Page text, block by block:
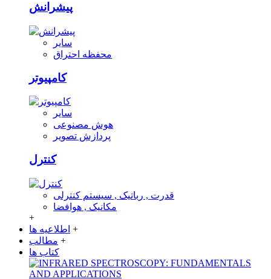
پیشرانش
سایر
محفظه احتراق
کامپیوتر
سایر
هوش مصنوعی
پردازش تصویر
کنترل
قدرت , رباتیک , سیستم کنترلی
مکانیک , هوافضا
+
اطلاعیه ها +
مطالب +
کتاب ها